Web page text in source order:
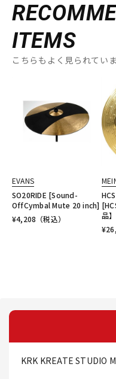
ITEMS
こちらもよく見られてい
EVANS
SO20RIDE [Sound-
OffCymbal Mute 20 inch]
¥4,208 （税込）
品】
¥
KRK KREATE STUDIO